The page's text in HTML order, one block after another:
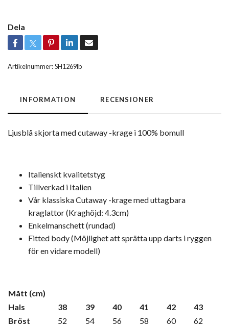
Dela
Artikelnummer:SH1269lb
INFORMATION RECENSIONER
Ljusblå skjorta med cutaway -krage i 100% bomull
Italienskt kvalitetstyg
Tillverkad i Italien
Vår klassiska Cutaway -krage med uttagbara
kraglattor (Kraghöjd: 4.3cm)
Enkelmanschett (rundad)
Fitted body (Möjlighet att sprätta upp darts i ryggen
för en vidare modell)
Mått (cm)
Hals
38 39 40 41 42
43
Bröst
52 54 56 58 60
62